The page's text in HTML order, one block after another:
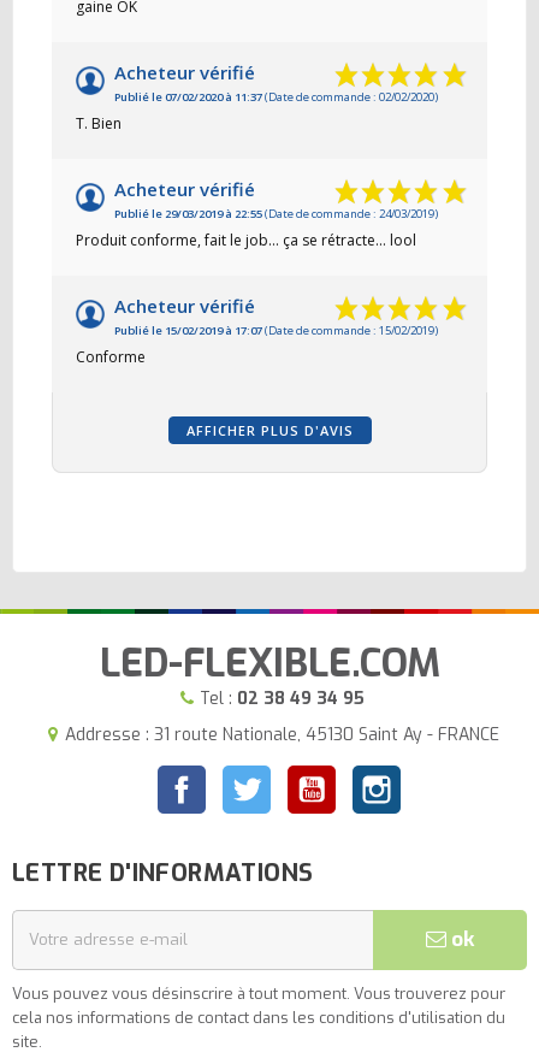
gaine OK
Acheteur vérifié
Publié le 07/02/2020 à 11:37(Date de commande : 02/02/2020)
T. Bien
Acheteur vérifié
Publié le 29/03/2019 à 22:55(Date de commande : 24/03/2019)
Produit conforme, fait le job... ça se rétracte... lool
Acheteur vérifié
Publié le 15/02/2019 à 17:07(Date de commande : 15/02/2019)
Conforme
AFFICHER PLUS D'AVIS
LED-FLEXIBLE.COM
Tel : 02 38 49 34 95
Addresse : 31 route Nationale, 45130 Saint Ay - FRANCE
FacebookTwitter YouTubeInstagram
LETTRE D'INFORMATIONS
ok
Vous pouvez vous désinscrire à tout moment. Vous trouverez pour
cela nos informations de contact dans les conditions d'utilisation du
site.